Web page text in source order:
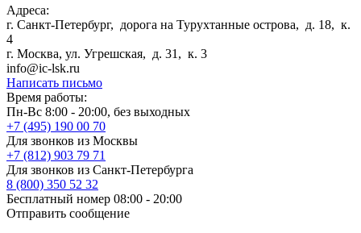
Адреса:
г. Санкт-Петербург, дорога на Турухтанные острова, д. 18, к.
4
г. Москва, ул. Угрешская, д. 31, к. 3
info@ic-lsk.ru
Написать письмо
Время работы:
Пн-Вс 8:00 - 20:00, без выходных
+7 (495) 190 00 70
Для звонков из Москвы
+7 (812) 903 79 71
Для звонков из Санкт-Петербурга
8 (800) 350 52 32
Бесплатный номер 08:00 - 20:00
Отправить сообщение